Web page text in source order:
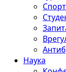
Наука